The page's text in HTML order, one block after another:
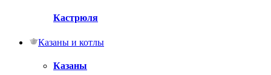
Кастрюля
Казаны и котлы
Казаны